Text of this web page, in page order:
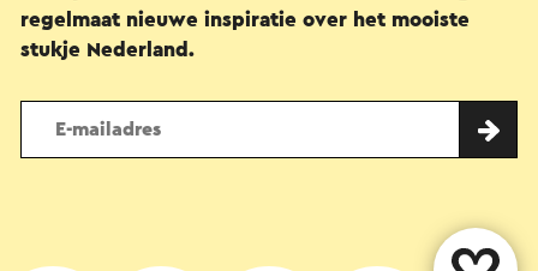
regelmaat nieuwe inspiratie over het mooiste
stukje Nederland.